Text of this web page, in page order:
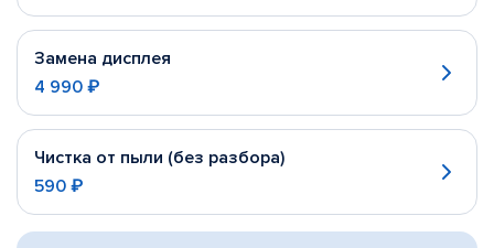
Замена дисплея
4 990 ₽
Чистка от пыли (без разбора)
590 ₽